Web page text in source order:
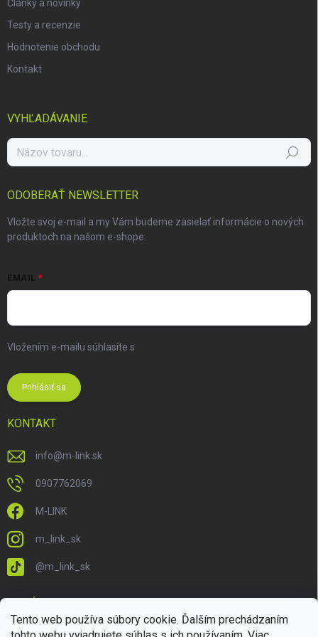
Tento web používa súbory cookie. Ďalším prechádzaním
Články a novinky
Testy a recenzie
Hodnotenie obchodu
Kontakt
VYHĽADÁVANIE
Hľadať
ODOBERAŤ NEWSLETTER
Vložte svoj e-mail a my Vám budeme zasielať informácie o nových
produktoch na našom e-shope.
EMAIL
Vložením e-mailu súhlasíte s
Prihlásiť sa
KONTAKT
info@m-link.sk
0907762069
M-LINK
m_link_sk
@m_link_sk